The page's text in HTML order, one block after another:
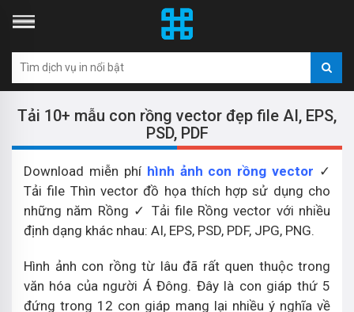
Tải 10+ mẫu con rồng vector đẹp file AI, EPS,
PSD, PDF
Download miễn phí hình ảnh con rồng vector ✓
Tải file Thìn vector đồ họa thích hợp sử dụng cho
những năm Rồng ✓ Tải file Rồng vector với nhiều
định dạng khác nhau: AI, EPS, PSD, PDF, JPG, PNG.
Hình ảnh con rồng từ lâu đã rất quen thuộc trong
văn hóa của người Á Đông. Đây là con giáp thứ 5
đứng trong 12 con giáp mang lại nhiều ý nghĩa về